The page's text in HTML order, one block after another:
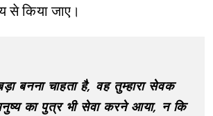
से किया जाए।
बनना चाहता है, वह तुम्हारा सेवक
का पुत्र भी सेवा करने आया, न कि